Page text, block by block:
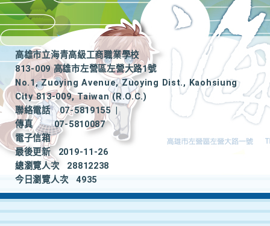
高雄市立海青高級工商職業學校
813-009 高雄市左營區左營大路1號
No.1, Zuoying Avenue, Zuoying Dist., Kaohsiung
City 813-009, Taiwan (R.O.C.)
聯絡電話
07-5819155
|
傳真
07-5810087
電子信箱
最後更新
2019-11-26
總瀏覽人次
28812238
今日瀏覽人次
4935